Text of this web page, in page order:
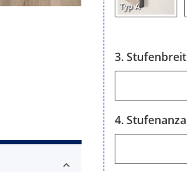
Typ A